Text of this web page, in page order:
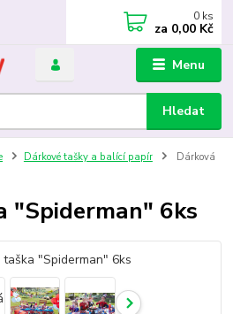
Menu
Hledat
0 ks
za 0,00 Kč
Dárkové tašky a balící papír
Dárková
"Spiderman" 6ks